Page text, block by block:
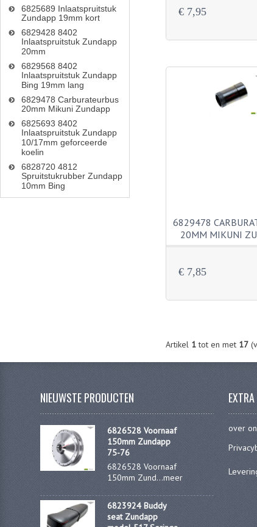
€ 7,95
6829478
20MM MIKUNI
€ 7,85
Artikel 1tot en met 17
6825689 Inlaatspruitstuk
Zundapp 19mm kort
6829428 8402
Inlaatspruitstuk Zundapp
20mm
6829568 8402
Inlaatspruitstuk Zundapp
Bing 19mm lang
6829478 Carburateurbus
20mm Mikuni Zundapp
6825693 8402
Inlaatspruitstuk Zundapp
10/17mm geforceerde
koelin
6828720 4812
Spruitstukrubber Zundapp
10mm Bing
NIEUWSTE PRODUCTEN
6826528 Voornaaf
150mm Zundapp
75-76
6826528 Voornaaf
150mm Zund...meer
6823924 Buddy
seat Zundapp
EXTRA
over